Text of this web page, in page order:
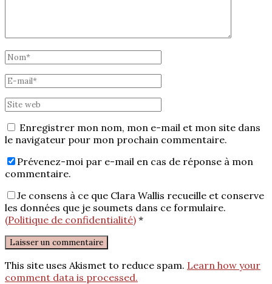
Enregistrer mon nom, mon e-mail et mon site dans
le navigateur pour mon prochain commentaire.
Prévenez-moi par e-mail en cas de réponse à mon
commentaire.
Je consens à ce que Clara Wallis recueille et conserve
les données que je soumets dans ce formulaire.
(Politique de confidentialité) *
This site uses Akismet to reduce spam. Learn how your
comment data is processed.